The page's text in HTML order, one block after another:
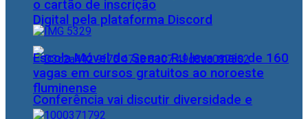
Digital pela plataforma Discord
Conferência vai discutir diversidade e
o cartão de inscrição
Escola Móvel do Senac RJ leva mais de 160
vagas em cursos gratuitos ao noroeste
fluminense